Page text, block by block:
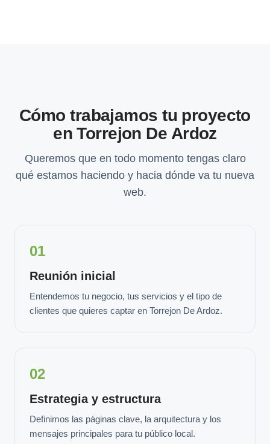
Cómo trabajamos tu proyecto
en Torrejon De Ardoz
Queremos que en todo momento tengas claro
qué estamos haciendo y hacia dónde va tu nueva
web.
01
Reunión inicial
Entendemos tu negocio, tus servicios y el tipo de
clientes que quieres captar en Torrejon De Ardoz.
02
Estrategia y estructura
Definimos las páginas clave, la arquitectura y los
mensajes principales para tu público local.